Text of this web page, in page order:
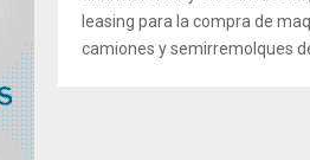
leasing para la compra de
camiones y semirremolques